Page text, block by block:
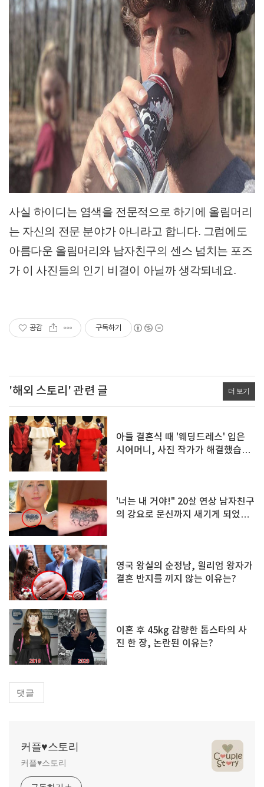
사실 하이디는 염색을 전문적으로 하기에 올림머리
는 자신의 전문 분야가 아니라고 합니다. 그럼에도
아름다운 올림머리와 남자친구의 센스 넘치는 포즈
가 이 사진들의 인기 비결이 아닐까 생각되네요.
공감 구독하기
'해외 스토리' 관련 글 더 보기
아들 결혼식 때 '웨딩드레스' 입은
시어머니, 사진 작가가 해결했습니
'너는 내 거야!" 20살 연상 남자친구
의 강요로 문신까지 새기게 되었습
영국 왕실의 순정남, 윌리엄 왕자가
결혼 반지를 끼지 않는 이유는?
이혼 후 45kg 감량한 톱스타의 사
진 한 장, 논란된 이유는?
댓글
커플♥스토리
커플♥스토리